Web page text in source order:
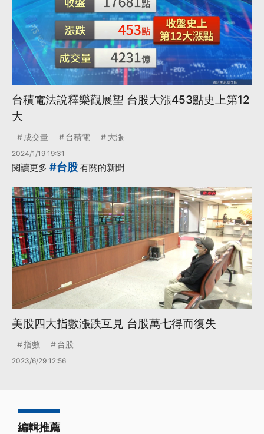
台積電法說釋樂觀展望 台股大漲453點史上第12
大
成交量 台積電 大漲
2024/1/19 19:31
閱讀更多 #台股 有關的新聞
美股四大指數漲跌互見 台股萬七得而復失
指數 台股
2023/6/29 12:56
編輯推薦